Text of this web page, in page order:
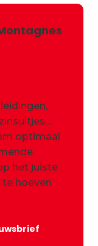
optimaal
het juiste
hoeven